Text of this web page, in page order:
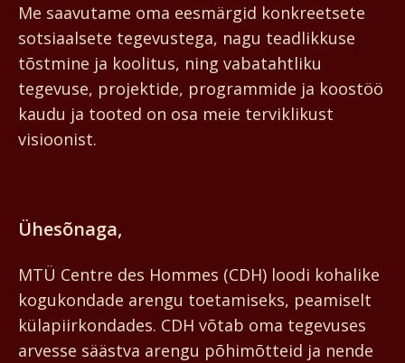
Me saavutame oma eesmärgid konkreetsete
sotsiaalsete tegevustega, nagu teadlikkuse
tõstmine ja koolitus, ning vabatahtliku
tegevuse, projektide, programmide ja koostöö
kaudu ja tooted on osa meie terviklikust
visioonist.
Ühesõnaga,
MTÜ Centre des Hommes (CDH) loodi kohalike
kogukondade arengu toetamiseks, peamiselt
külapiirkondades. CDH võtab oma tegevuses
arvesse säästva arengu põhimõtteid ja nende